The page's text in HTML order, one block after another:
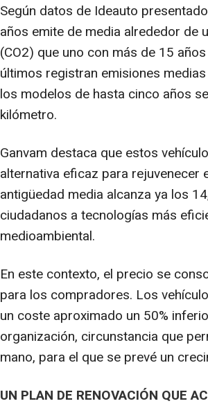
Según datos de Ideauto
años emite de media alrededor de
(CO2) que uno con más de 15
últimos registran emisiones
los modelos de hasta cinco años
kilómetro.
Ganvam destaca que estos
alternativa eficaz para rejuvenecer
antigüedad media alcanza ya los
ciudadanos a tecnologías más
medioambiental.
En este contexto, el precio se
para los compradores. Los
un coste aproximado un 50%
organización, circunstancia que
mano, para el que se prevé un
UN PLAN DE RENOVACIÓN QUE